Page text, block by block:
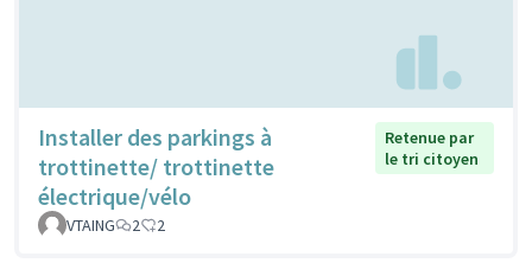
Installer des parkings à
trottinette/ trottinette
électrique/vélo
Retenue par
le tri citoyen
VTAING 2 2